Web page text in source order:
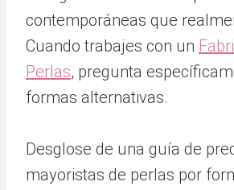
contemporáneas que
Cuando trabajes con un
Perlas, pregunta
formas alternativas.
Desglose de una guía de
mayoristas de perlas por